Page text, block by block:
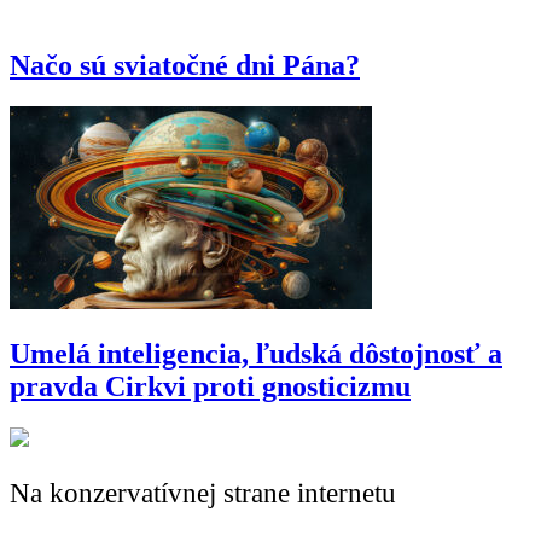
Načo sú sviatočné dni Pána?
Umelá inteligencia, ľudská dôstojnosť a
pravda Cirkvi proti gnosticizmu
Na konzervatívnej strane internetu